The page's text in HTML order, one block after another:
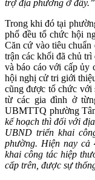
trợ địa phương ở đây.”
Trong khi đó tại
phố đều tổ chức hội
Căn cứ vào tiêu
trận các khối đã chủ
và báo cáo với cấp ủy
hội nghị cử tri giới
cũng được tổ chức với
từ các gia đình ở
UBMTTQ phường
kế hoạch thì đối với
UBND triển khai
phường. Hiện nay cả
khai công tác hiệp
cấp trên, được sự